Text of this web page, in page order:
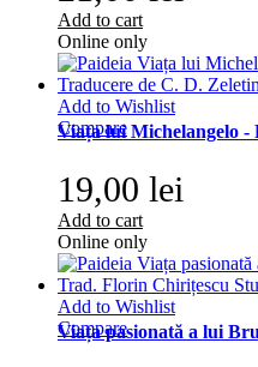
Add to cart
Online only
Add to Wishlist
Compare
Viața lui Michelangelo -
19,00 lei
Add to cart
Online only
Add to Wishlist
Compare
Viața pasionată a lui